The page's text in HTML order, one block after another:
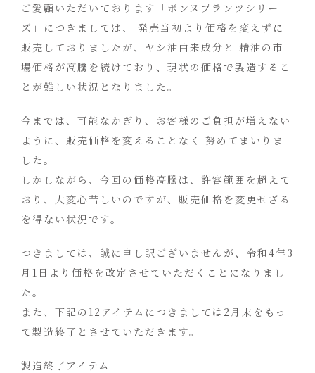
ご愛顧いただいております「ボンヌプランツシリー
ズ」につきましては、 発売当初より価格を変えずに
販売しておりましたが、ヤシ油由来成分と 精油の市
場価格が高騰を続けており、現状の価格で製造するこ
とが難しい状況となりました。
今までは、可能なかぎり、お客様のご負担が増えない
ように、販売価格を変えることなく 努めてまいりま
した。
しかしながら、今回の価格高騰は、許容範囲を超えて
おり、大変心苦しいのですが、販売価格を変更せざる
を得ない状況です。
つきましては、誠に申し訳ございませんが、令和4年3
月1日より価格を改定させていただくことになりまし
た。
また、下記の12アイテムにつきましては2月末をもっ
て製造終了とさせていただきます。
製造終了アイテム